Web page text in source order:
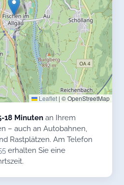
Leaflet | © OpenStreetMap
18 Minuten an Ihrem
– auch an Autobahnen,
Rastplätzen. Am Telefon
erhalten Sie eine